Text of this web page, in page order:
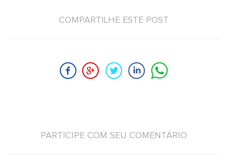
COMPARTILHE ESTE POST
PARTICIPE COM SEU COMENTÁRIO